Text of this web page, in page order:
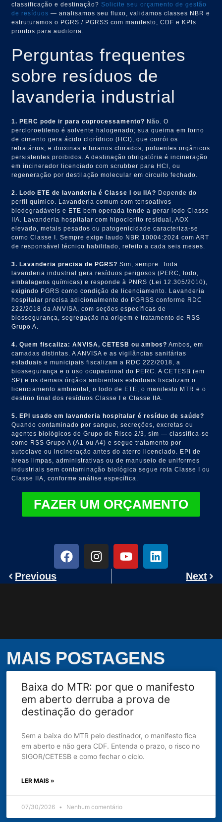
classificação e destinação? Solicite seu orçamento de gestão
de resíduos — analisamos seu fluxo, validamos classes NBR e
estruturamos o PGRS / PGRSS com manifesto, CDF e KPIs
prontos para auditoria.
Perguntas frequentes
sobre resíduos de
lavanderia industrial
1. PERC pode ir para coprocessamento? Não. O
percloroetileno é solvente halogenado; sua queima em forno
de cimento gera ácido clorídrico (HCl), que corrói os
refratários, e dioxinas e furanos clorados, poluentes orgânicos
persistentes proibidos. A destinação obrigatória é incineração
em incinerador licenciado com scrubber para HCl, ou
regeneração por destilação molecular em circuito fechado.
2. Lodo ETE de lavanderia é Classe I ou IIA? Depende do
perfil químico. Lavanderia comum com tensoativos
biodegradáveis e ETE bem operada tende a gerar lodo Classe
IIA. Lavanderia hospitalar com hipoclorito residual, AOX
elevado, metais pesados ou patogenicidade caracteriza-se
como Classe I. Sempre exige laudo NBR 10004:2024 com ART
de responsável técnico habilitado, refeito a cada seis meses.
3. Lavanderia precisa de PGRS? Sim, sempre. Toda
lavanderia industrial gera resíduos perigosos (PERC, lodo,
embalagens químicas) e responde à PNRS (Lei 12.305/2010),
exigindo PGRS como condição de licenciamento. Lavanderia
hospitalar precisa adicionalmente do PGRSS conforme RDC
222/2018 da ANVISA, com seções específicas de
biossegurança, segregação na origem e tratamento de RSS
Grupo A.
4. Quem fiscaliza: ANVISA, CETESB ou ambos? Ambos, em
camadas distintas. A ANVISA e as vigilâncias sanitárias
estaduais e municipais fiscalizam a RDC 222/2018, a
biossegurança e o uso ocupacional do PERC. A CETESB (em
SP) e os demais órgãos ambientais estaduais fiscalizam o
licenciamento ambiental, o lodo de ETE, o manifesto MTR e o
destino final dos resíduos Classe I e Classe IIA.
5. EPI usado em lavanderia hospitalar é resíduo de saúde?
Quando contaminado por sangue, secreções, excretas ou
agentes biológicos de Grupo de Risco 2/3, sim — classifica-se
como RSS Grupo A (A1 ou A4) e segue tratamento por
autoclave ou incineração antes do aterro licenciado. EPI de
áreas limpas, administrativas ou de manuseio de uniformes
industriais sem contaminação biológica segue rota Classe I ou
Classe IIA, conforme análise específica.
FAZER UM ORÇAMENTO
Previous Next
MAIS POSTAGENS
Baixa do MTR: por que o manifesto
em aberto derruba a prova de
destinação do gerador
Sem a baixa do MTR pelo destinador, o manifesto fica
em aberto e não gera CDF. Entenda o prazo, o risco no
SIGOR/CETESB e como fechar o ciclo.
LER MAIS »
07/30/2026 Nenhum comentário